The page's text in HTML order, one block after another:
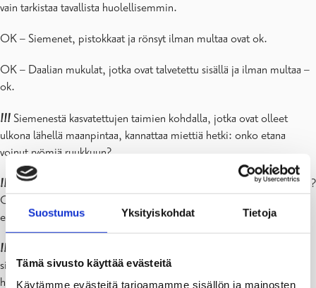
Suostumus Yksityiskohdat Tietoja
Tämä sivusto käyttää evästeitä
Käytämme evästeitä tarjoamamme sisällön ja mainosten
vain tarkistaa tavallista huolellisemmin.
OK – Siemenet, pistokkaat ja rönsyt ilman multaa ovat ok.
OK – Daalian mukulat, jotka ovat talvetettu sisällä ja ilman multaa –
ok.
!!! Siemenestä kasvatettujen taimien kohdalla, jotka ovat olleet
ulkona lähellä maanpintaa, kannattaa miettiä hetki: onko etana
voinut ryömiä ruukkuun?
!!!
Onko taimet istutettu omaan multaan (kompostista tai penkistä)?
Oletko tarkistanut mullan etanoiden munien ja erikokoisten
etanoiden varalta?
!!!
siinä mullassa, jossa ne ovat kasvaneet. Juuria kannattaa ravistella tai
huuhdella kunnolla, jotta varmistuu, ettei mukana tule etanoita tai